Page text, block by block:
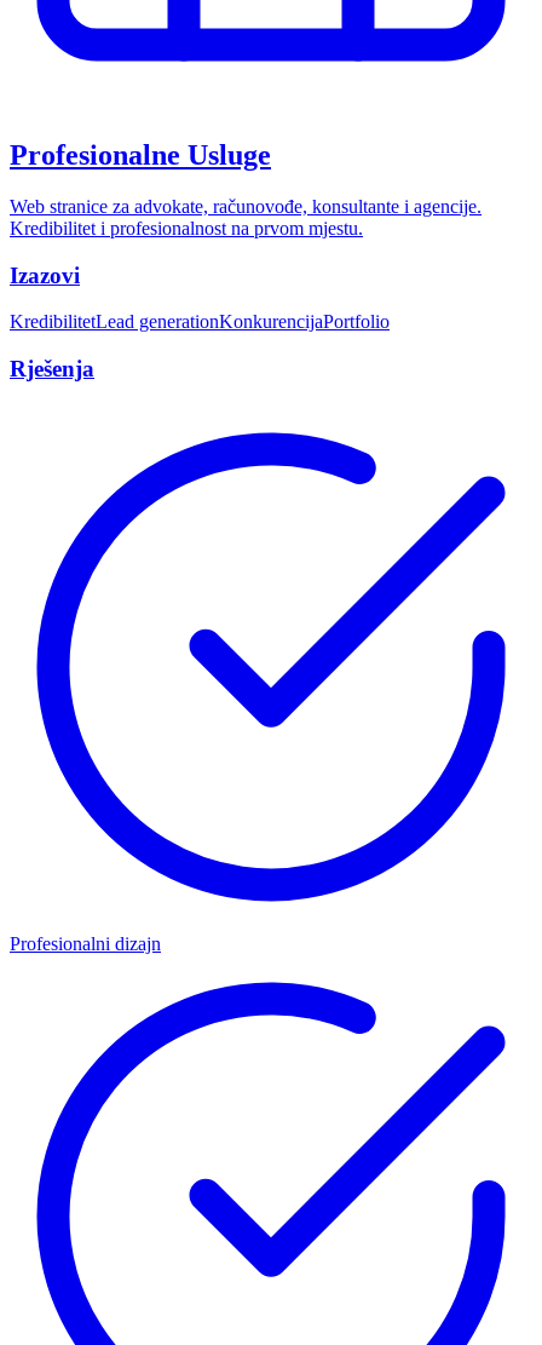
Profesionalne Usluge
Web stranice za advokate, računovođe, konsultante i agencije.
Kredibilitet i profesionalnost na prvom mjestu.
Izazovi
KredibilitetLead generationKonkurencijaPortfolio
Rješenja
Profesionalni dizajn